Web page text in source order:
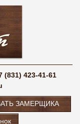
(831) 423-41-61
ЗАМЕРЩИКА